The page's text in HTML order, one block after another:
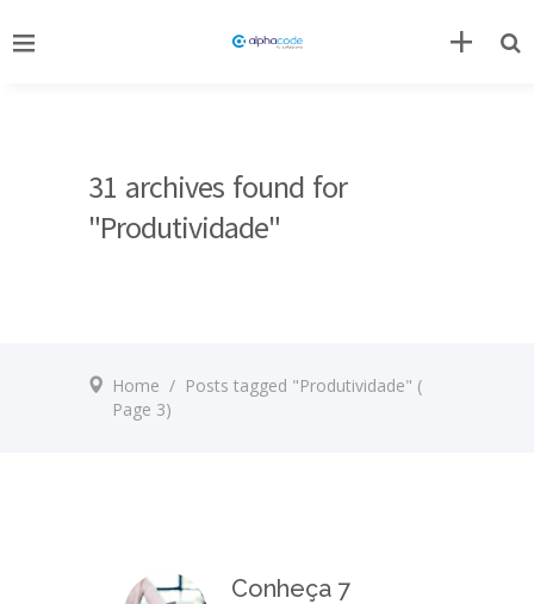
31 archives found for
"Produtividade"
Home / Posts tagged "Produtividade" (
Page 3)
Conheça 7